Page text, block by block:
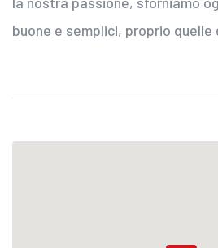
buone e semplici, proprio quelle